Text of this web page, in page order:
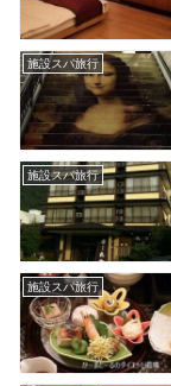
施設スパ旅行
施設スパ旅行
施設スパ旅行